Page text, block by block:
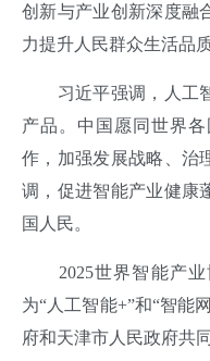
创新与产业创新深度融
力提升人民群众生活品质
习近平强调，人工智
产品。中国愿同世界
作，加强发展战略、治
调，促进智能产业健康
国人民。
2025世界智能产业
为“人工智能+”和“智能
府和天津市人民政府共